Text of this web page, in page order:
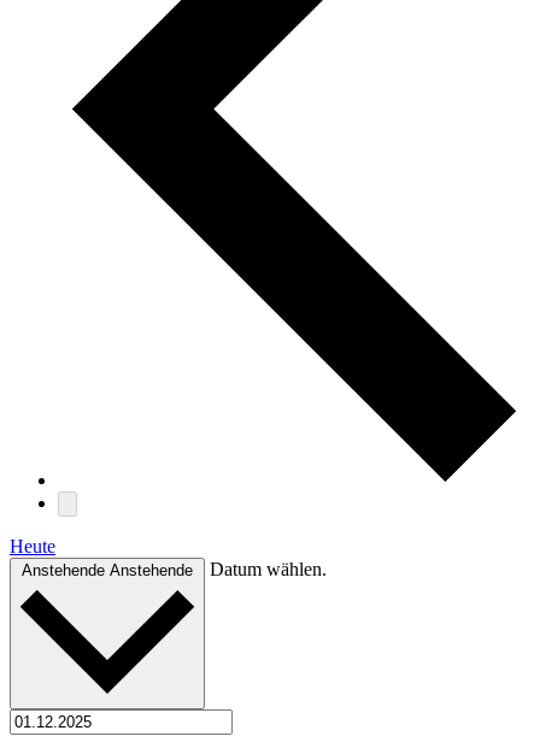
Heute
Anstehende Anstehende Datum wählen.